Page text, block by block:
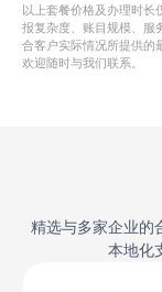
以上套餐价格及办理时长
报复杂度、账目规模、服
合客户实际情况所提供的
欢迎随时与我们联系。
精选与多家企业的
本地化